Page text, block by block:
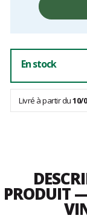
unitaire,
En stock
Livré à partir du10/
PRODUIT